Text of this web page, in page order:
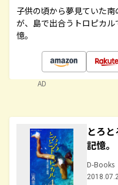
子供の頃から夢見ていた
が、島で出合うトロピカ
憶。
AD
とろ
記憶
D-Books